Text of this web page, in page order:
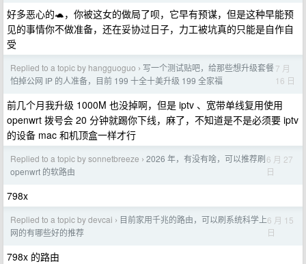
好多恶心的🐢，你被这女的做局了呗，它早有预谋，但是这种早能预
见的事情你不做准备，还在妥协过日子，力工被坑真的只能是自作自
受
Replied to a topic by hangguoguo › 写一个测试贴吧，给那些想升级套餐
怕掉公网 IP 的人准备，目前 199 十全十美升级 199 全家福
7 月
16 日
前几个月我升级 1000M 也没掉啊，但是 iptv 、宽带单线复用使用
openwrt 拨号会 20 分钟就踢你下线，麻了，不知道是不是必须要 iptv
的设备 mac 和机顶盒一样才行
Replied to a topic by sonnetbreeze › 2026 年，有没有啥，可以推荐刷
openwrt 的软路由
6 月 27
日
798x
Replied to a topic by devcai › 目前家用千兆的路由，可以刷系统科学上
网的有哪些好的推荐
6 月 15
日
798x 的路由